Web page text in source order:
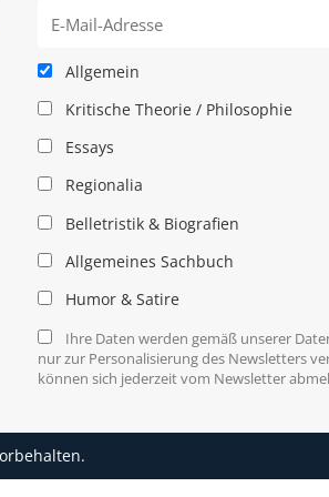
Allgemein
Kritische Theorie / Philosophie
Essays
Regionalia
Belletristik & Biografien
Allgemeines Sachbuch
Humor & Satire
Ihre Daten werden gemäß unserer
nur zur Personalisierung des Newsletters
können sich jederzeit vom Newsletter